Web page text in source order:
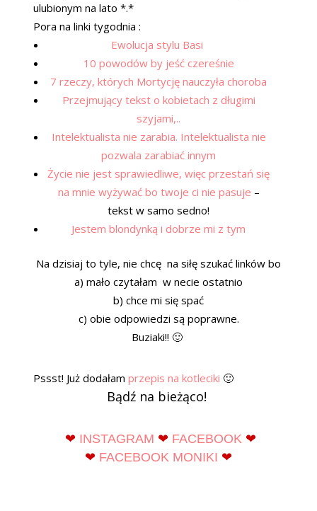
ulubionym na lato *.*
Pora na linki tygodnia :
Ewolucja stylu Basi
10 powodów by jeść czereśnie
7 rzeczy, których Mortycję nauczyła choroba
Przejmujący tekst o kobietach z długimi
szyjami,..
Intelektualista nie zarabia. Intelektualista nie
pozwala zarabiać innym
Życie nie jest sprawiedliwe, więc przestań się
na mnie wyżywać bo twoje ci nie pasuje –
tekst w samo sedno!
Jestem blondynką i dobrze mi z tym
Na dzisiaj to tyle, nie chcę na siłę szukać linków bo
a) mało czytałam w necie ostatnio
b) chce mi się spać
c) obie odpowiedzi są poprawne.
Buziaki!! 🙂
Pssst! Już dodałam przepis na kotleciki 🙂
Bądź na bieżąco!
❤ INSTAGRAM ❤ FACEBOOK ❤
❤ FACEBOOK MONIKI ❤